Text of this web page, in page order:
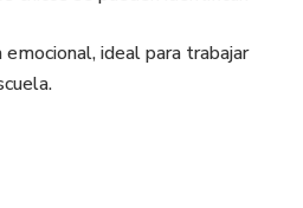
emocional, ideal para trabajar